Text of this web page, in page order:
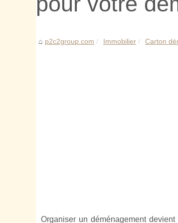
p2c2group.com Immobilier Carton
Organiser un déménagement